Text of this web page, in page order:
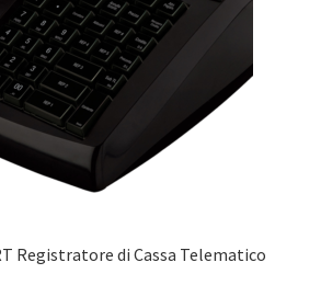
Registratore di Cassa Telematico